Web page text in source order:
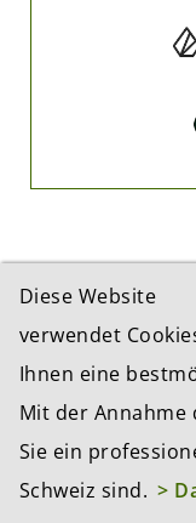
BCP
Diese Website
verwendet
Ihnen eine
Mit der Annahme
Sie ein
Schweiz sind. >